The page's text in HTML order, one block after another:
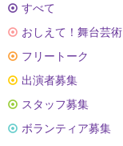
すべて
おしえて！舞台芸術
フリートーク
出演者募集
スタッフ募集
ボランティア募集